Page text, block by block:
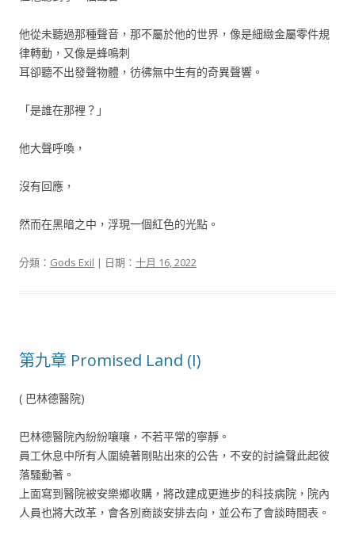
他從未聽過那種聲音，那不屬於他的世界，像是細緻金屬零件規
律轉動，又像是蜂鳴刺
耳卻聽不出發聲物體，彷彿無中生有的奇異聲響。
「是誰在那裡？」
他大聲呼喚，
沒有回應，
然而在黑暗之中，浮現一個紅色的光點。
分類： Gods Exil | 日期： 十月 16, 2022
第九章 Promised Land (I)
( 巴林德醫院)
巴林德醫院內紛紛嚷嚷，不若平常的寧靜。
員工休息中所有人圍繞著剛貼出來的公告，不安的討論聲此起彼
落騷動著。
上面寫到醫院被安樂鄉收購，將改建成更進步的科技病院，院內
人員也將大改革，會各別商談安排去向，並公布了會談時間表。